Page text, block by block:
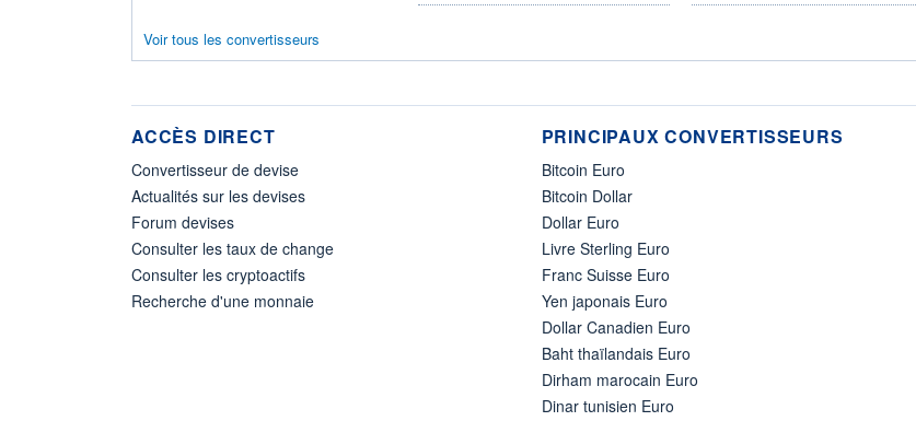
Voir tous les convertisseurs
ACCÈS DIRECT
Convertisseur de devise
Actualités sur les devises
Forum devises
Consulter les taux de change
Consulter les cryptoactifs
Recherche d'une monnaie
PRINCIPAUX CONVERTISSEURS
Bitcoin Euro
Bitcoin Dollar
Dollar Euro
Livre Sterling Euro
Franc Suisse Euro
Yen japonais Euro
Dollar Canadien Euro
Baht thaïlandais Euro
Dirham marocain Euro
Dinar tunisien Euro